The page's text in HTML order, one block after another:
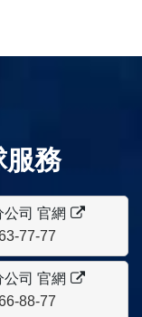
服務
公司 官網
77-77
公司 官網
88-77